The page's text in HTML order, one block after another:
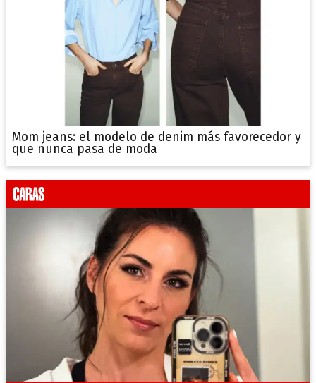
Mom jeans: el modelo de denim más favorecedor y
que nunca pasa de moda